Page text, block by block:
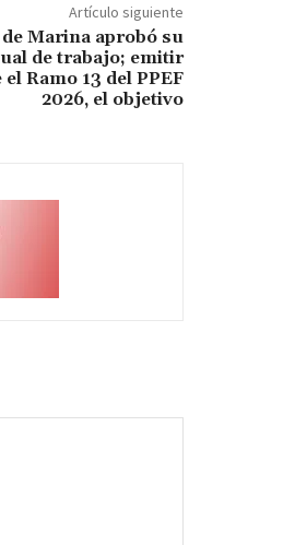
Artículo siguiente
Marina aprobó su
de trabajo; emitir
Ramo 13 del PPEF
2026, el objetivo